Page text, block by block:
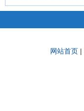
网站首页 |